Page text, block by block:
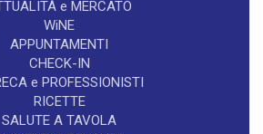
e MERCATO
WiNE
APPUNTAMENTI
CHECK-IN
e PROFESSIONISTI
RICETTE
SALUTE A TAVOLA